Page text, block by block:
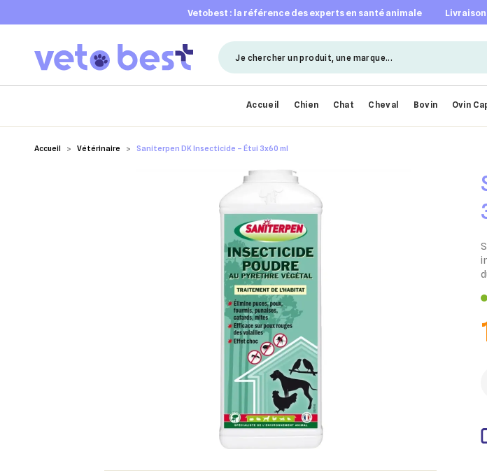
vetobest : la référence des experts en santé animale
Accueil Chien Chat Cheval Bovin Ovin
Accueil Vétérinaire Saniterpen DK Insecticide – Étui 3x60 ml